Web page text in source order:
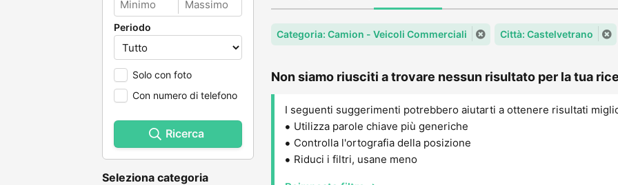
Periodo
Solo con foto
Con numero di telefono
Ricerca
Seleziona categoria
Categoria: Camion - Veicoli Commerciali Città: Castelvetrano
Non siamo riusciti a trovare nessun risultato per la tua
I seguenti suggerimenti potrebbero aiutarti a ottenere risultati
Utilizza parole chiave più generiche
Controlla l'ortografia della posizione
Riduci i filtri, usane meno